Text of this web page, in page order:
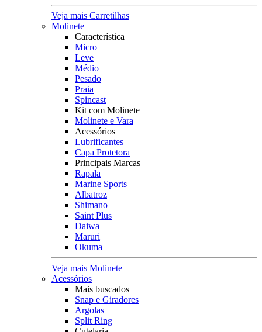
Veja mais Carretilhas
Molinete
Característica
Micro
Leve
Médio
Pesado
Praia
Spincast
Kit com Molinete
Molinete e Vara
Acessórios
Lubrificantes
Capa Protetora
Principais Marcas
Rapala
Marine Sports
Albatroz
Shimano
Saint Plus
Daiwa
Maruri
Okuma
Veja mais Molinete
Acessórios
Mais buscados
Snap e Giradores
Argolas
Split Ring